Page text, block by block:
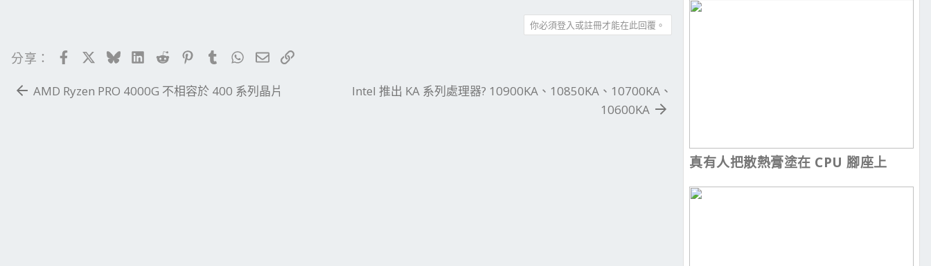
你必須登入或註冊才能在此回覆。
分享： FacebookBlueskyLinkedIn
RedditPinterestTumblrWhatsApp
電子郵件
連結
AMD Ryzen PRO 4000G 不相容於 400 系列晶片
Intel 推出 KA 系列處理器? 10900KA、10850KA、10700KA、
10600KA
真有人把散熱膏塗在 CPU 腳座上